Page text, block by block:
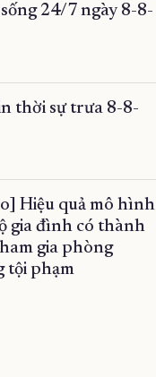
24/7 ngày 8-8-
thời sự trưa 8-8-
Hiệu quả mô hình
gia đình có thành
gia phòng
tội phạm